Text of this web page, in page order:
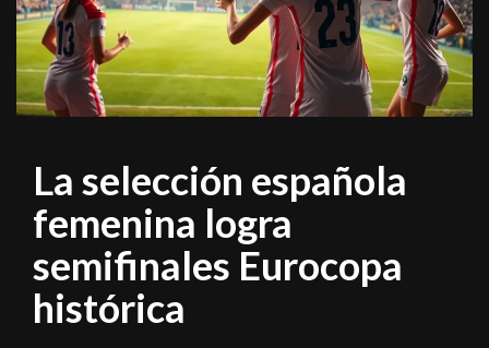
La selección española
femenina logra
semifinales Eurocopa
histórica